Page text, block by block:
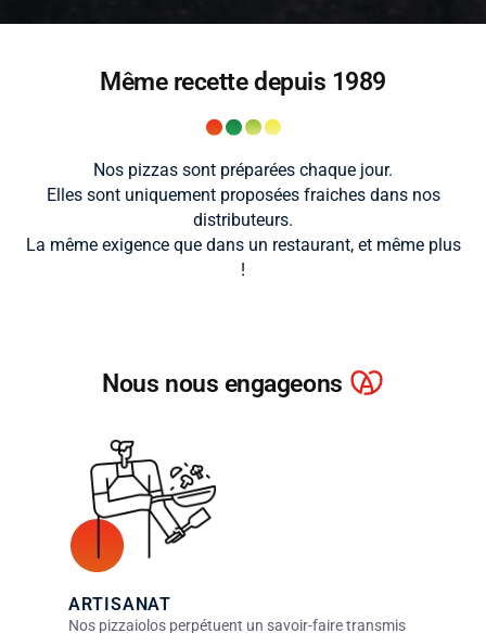
Même recette depuis 1989
Nos pizzas sont préparées chaque jour.
Elles sont uniquement proposées fraiches dans nos
distributeurs.
La même exigence que dans un restaurant, et même plus
!
Nous nous engageons
ARTISANAT
Nos pizzaiolos perpétuent un savoir-faire transmis